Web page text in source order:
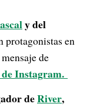
y del
protagonistas en
de
Instagram.
deRiver,